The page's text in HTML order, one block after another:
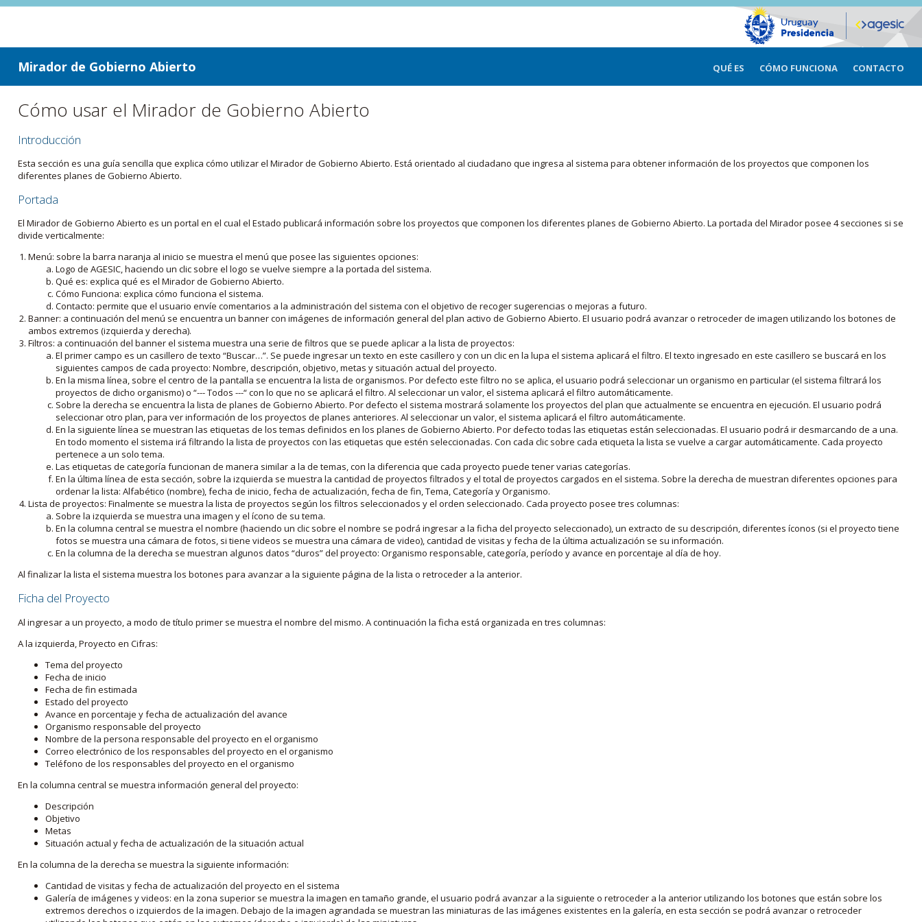
ir a contenido
ir al menú
Mirador de Gobierno Abierto QUÉ ES CÓMO FUNCIONA CONTACTO
Cómo usar el Mirador de Gobierno Abierto
Introducción
Esta sección es una guía sencilla que explica cómo utilizar el Mirador de Gobierno Abierto. Está orientado al ciudadano que ingresa al sistema para obtener información de los proyectos que componen los
diferentes planes de Gobierno Abierto.
Portada
El Mirador de Gobierno Abierto es un portal en el cual el Estado publicará información sobre los proyectos que componen los diferentes planes de Gobierno Abierto. La portada del Mirador posee 4 secciones si se
divide verticalmente:
Menú: sobre la barra naranja al inicio se muestra el menú que posee las siguientes opciones:
Logo de AGESIC, haciendo un clic sobre el logo se vuelve siempre a la portada del sistema.
Qué es: explica qué es el Mirador de Gobierno Abierto.
Cómo Funciona: explica cómo funciona el sistema.
Contacto: permite que el usuario envíe comentarios a la administración del sistema con el objetivo de recoger sugerencias o mejoras a futuro.
Banner: a continuación del menú se encuentra un banner con imágenes de información general del plan activo de Gobierno Abierto. El usuario podrá avanzar o retroceder de imagen utilizando los botones de
ambos extremos (izquierda y derecha).
Filtros: a continuación del banner el sistema muestra una serie de filtros que se puede aplicar a la lista de proyectos:
El primer campo es un casillero de texto “Buscar…”. Se puede ingresar un texto en este casillero y con un clic en la lupa el sistema aplicará el filtro. El texto ingresado en este casillero se buscará en los
siguientes campos de cada proyecto: Nombre, descripción, objetivo, metas y situación actual del proyecto.
En la misma línea, sobre el centro de la pantalla se encuentra la lista de organismos. Por defecto este filtro no se aplica, el usuario podrá seleccionar un organismo en particular (el sistema filtrará los
proyectos de dicho organismo) o “--- Todos ---“ con lo que no se aplicará el filtro. Al seleccionar un valor, el sistema aplicará el filtro automáticamente.
Sobre la derecha se encuentra la lista de planes de Gobierno Abierto. Por defecto el sistema mostrará solamente los proyectos del plan que actualmente se encuentra en ejecución. El usuario podrá
seleccionar otro plan, para ver información de los proyectos de planes anteriores. Al seleccionar un valor, el sistema aplicará el filtro automáticamente.
En la siguiente línea se muestran las etiquetas de los temas definidos en los planes de Gobierno Abierto. Por defecto todas las etiquetas están seleccionadas. El usuario podrá ir desmarcando de a una.
En todo momento el sistema irá filtrando la lista de proyectos con las etiquetas que estén seleccionadas. Con cada clic sobre cada etiqueta la lista se vuelve a cargar automáticamente. Cada proyecto
pertenece a un solo tema.
Las etiquetas de categoría funcionan de manera similar a la de temas, con la diferencia que cada proyecto puede tener varias categorías.
En la última línea de esta sección, sobre la izquierda se muestra la cantidad de proyectos filtrados y el total de proyectos cargados en el sistema. Sobre la derecha de muestran diferentes opciones para
ordenar la lista: Alfabético (nombre), fecha de inicio, fecha de actualización, fecha de fin, Tema, Categoría y Organismo.
Lista de proyectos: Finalmente se muestra la lista de proyectos según los filtros seleccionados y el orden seleccionado. Cada proyecto posee tres columnas:
Sobre la izquierda se muestra una imagen y el ícono de su tema.
En la columna central se muestra el nombre (haciendo un clic sobre el nombre se podrá ingresar a la ficha del proyecto seleccionado), un extracto de su descripción, diferentes íconos (si el proyecto tiene
fotos se muestra una cámara de fotos, si tiene videos se muestra una cámara de video), cantidad de visitas y fecha de la última actualización se su información.
En la columna de la derecha se muestran algunos datos “duros” del proyecto: Organismo responsable, categoría, período y avance en porcentaje al día de hoy.
Al finalizar la lista el sistema muestra los botones para avanzar a la siguiente página de la lista o retroceder a la anterior.
Ficha del Proyecto
Al ingresar a un proyecto, a modo de título primer se muestra el nombre del mismo. A continuación la ficha está organizada en tres columnas:
A la izquierda, Proyecto en Cifras:
Tema del proyecto
Fecha de inicio
Fecha de fin estimada
Estado del proyecto
Avance en porcentaje y fecha de actualización del avance
Organismo responsable del proyecto
Nombre de la persona responsable del proyecto en el organismo
Correo electrónico de los responsables del proyecto en el organismo
Teléfono de los responsables del proyecto en el organismo
En la columna central se muestra información general del proyecto:
Descripción
Objetivo
Metas
Situación actual y fecha de actualización de la situación actual
En la columna de la derecha se muestra la siguiente información:
Cantidad de visitas y fecha de actualización del proyecto en el sistema
Galería de imágenes y videos: en la zona superior se muestra la imagen en tamaño grande, el usuario podrá avanzar a la siguiente o retroceder a la anterior utilizando los botones que están sobre los
extremos derechos o izquierdos de la imagen. Debajo de la imagen agrandada se muestran las miniaturas de las imágenes existentes en la galería, en esta sección se podrá avanzar o retroceder